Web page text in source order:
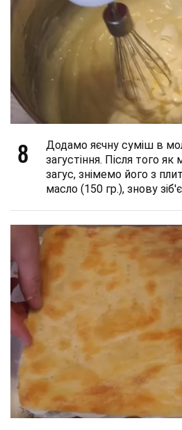
8
Додамо яєчну суміш в
загустіння. Після того
загус, знімемо його з
масло (150 гр.), знову